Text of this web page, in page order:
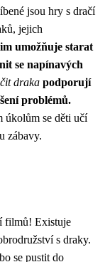
jsou hry s dračí
jejich
umožňuje starat
se napínavých
draka podporují
problémů.
úkolům se děti učí
zábavy.
filmů! Existuje
s draky.
se pustit do